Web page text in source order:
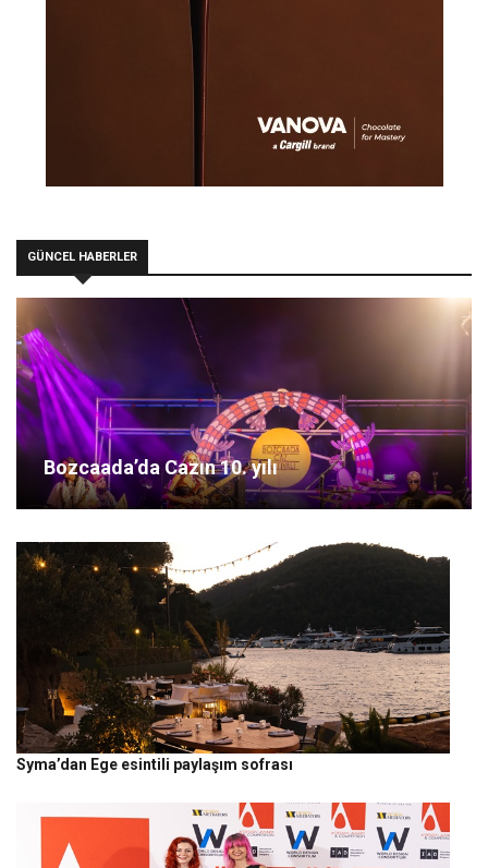
GÜNCEL HABERLER
Bozcaada’da Cazın 10. yılı
Syma’dan Ege esintili paylaşım sofrası